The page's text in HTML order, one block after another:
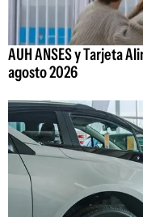
AUH ANSES y Tarjeta
agosto 2026